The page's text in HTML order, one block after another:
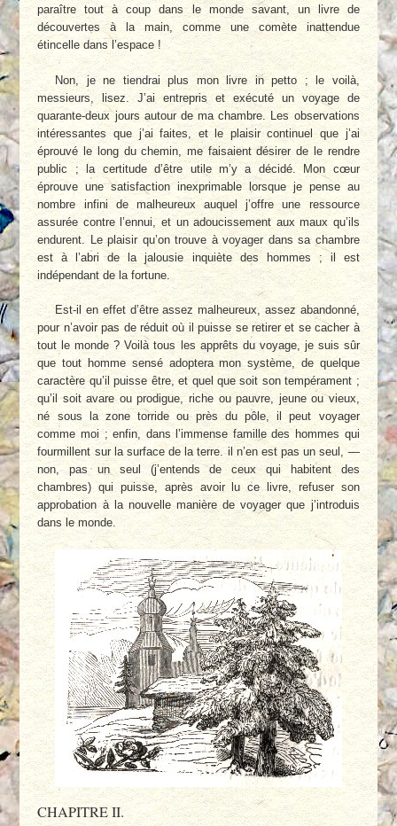
paraître tout à coup dans le monde savant, un livre de
découvertes à la main, comme une comète inattendue
étincelle dans l’espace !
Non, je ne tiendrai plus mon livre in petto ; le voilà,
messieurs, lisez. J’ai entrepris et exécuté un voyage de
quarante-deux jours autour de ma chambre. Les observations
intéressantes que j’ai faites, et le plaisir continuel que j’ai
éprouvé le long du chemin, me faisaient désirer de le rendre
public ; la certitude d’être utile m’y a décidé. Mon cœur
éprouve une satisfaction inexprimable lorsque je pense au
nombre infini de malheureux auquel j’offre une ressource
assurée contre l’ennui, et un adoucissement aux maux qu’ils
endurent. Le plaisir qu’on trouve à voyager dans sa chambre
est à l’abri de la jalousie inquiète des hommes ; il est
indépendant de la fortune.
Est-il en effet d’être assez malheureux, assez abandonné,
pour n’avoir pas de réduit où il puisse se retirer et se cacher à
tout le monde ? Voilà tous les apprêts du voyage, je suis sûr
que tout homme sensé adoptera mon système, de quelque
caractère qu’il puisse être, et quel que soit son tempérament ;
qu’il soit avare ou prodigue, riche ou pauvre, jeune ou vieux,
né sous la zone torride ou près du pôle, il peut voyager
comme moi ; enfin, dans l’immense famille des hommes qui
fourmillent sur la surface de la terre. il n’en est pas un seul, —
non, pas un seul (j’entends de ceux qui habitent des
chambres) qui puisse, après avoir lu ce livre, refuser son
approbation à la nouvelle manière de voyager que j’introduis
dans le monde.
CHAPITRE II.